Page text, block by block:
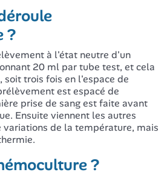
?
à l'état neutre d'un
20 ml par tube test, et cela
trois fois en l'espace de
est espacé de
prise de sang est faite avant
Ensuite viennent les autres
variations de la température, mais
?